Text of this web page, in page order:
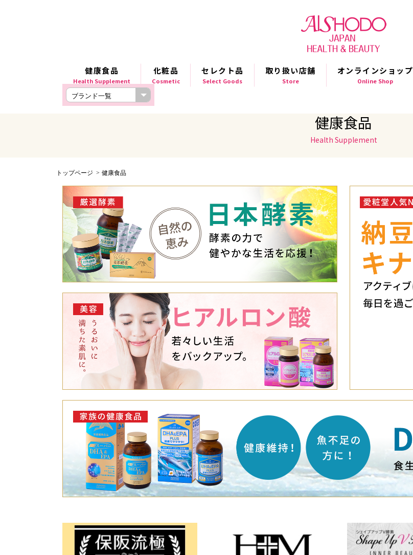
健康食品
Health Supplement
化粧品
Cosmetic
セレクト品
Select Goods
取り扱い店舗
Store
オンラインショップ
Online Shop
健康食品
Health Supplement
トップページ 健康食品